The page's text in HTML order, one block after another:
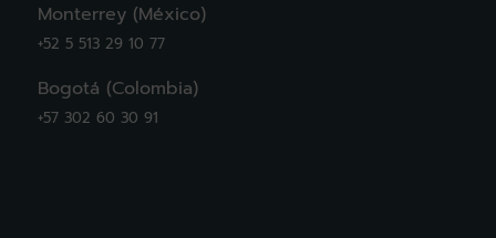
Monterrey (México)
+52 5 513 29 10 77
Bogotá (Colombia)
+57 302 60 30 91